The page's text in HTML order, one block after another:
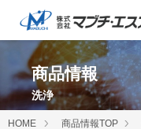
商品情報
洗浄
HOME 商品情報TOP